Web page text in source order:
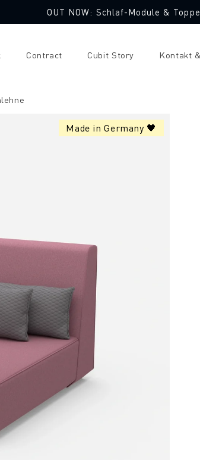
OUT NOW: Schlaf-Module &
Contract Cubit Story Kontakt
Made in Germany 🖤